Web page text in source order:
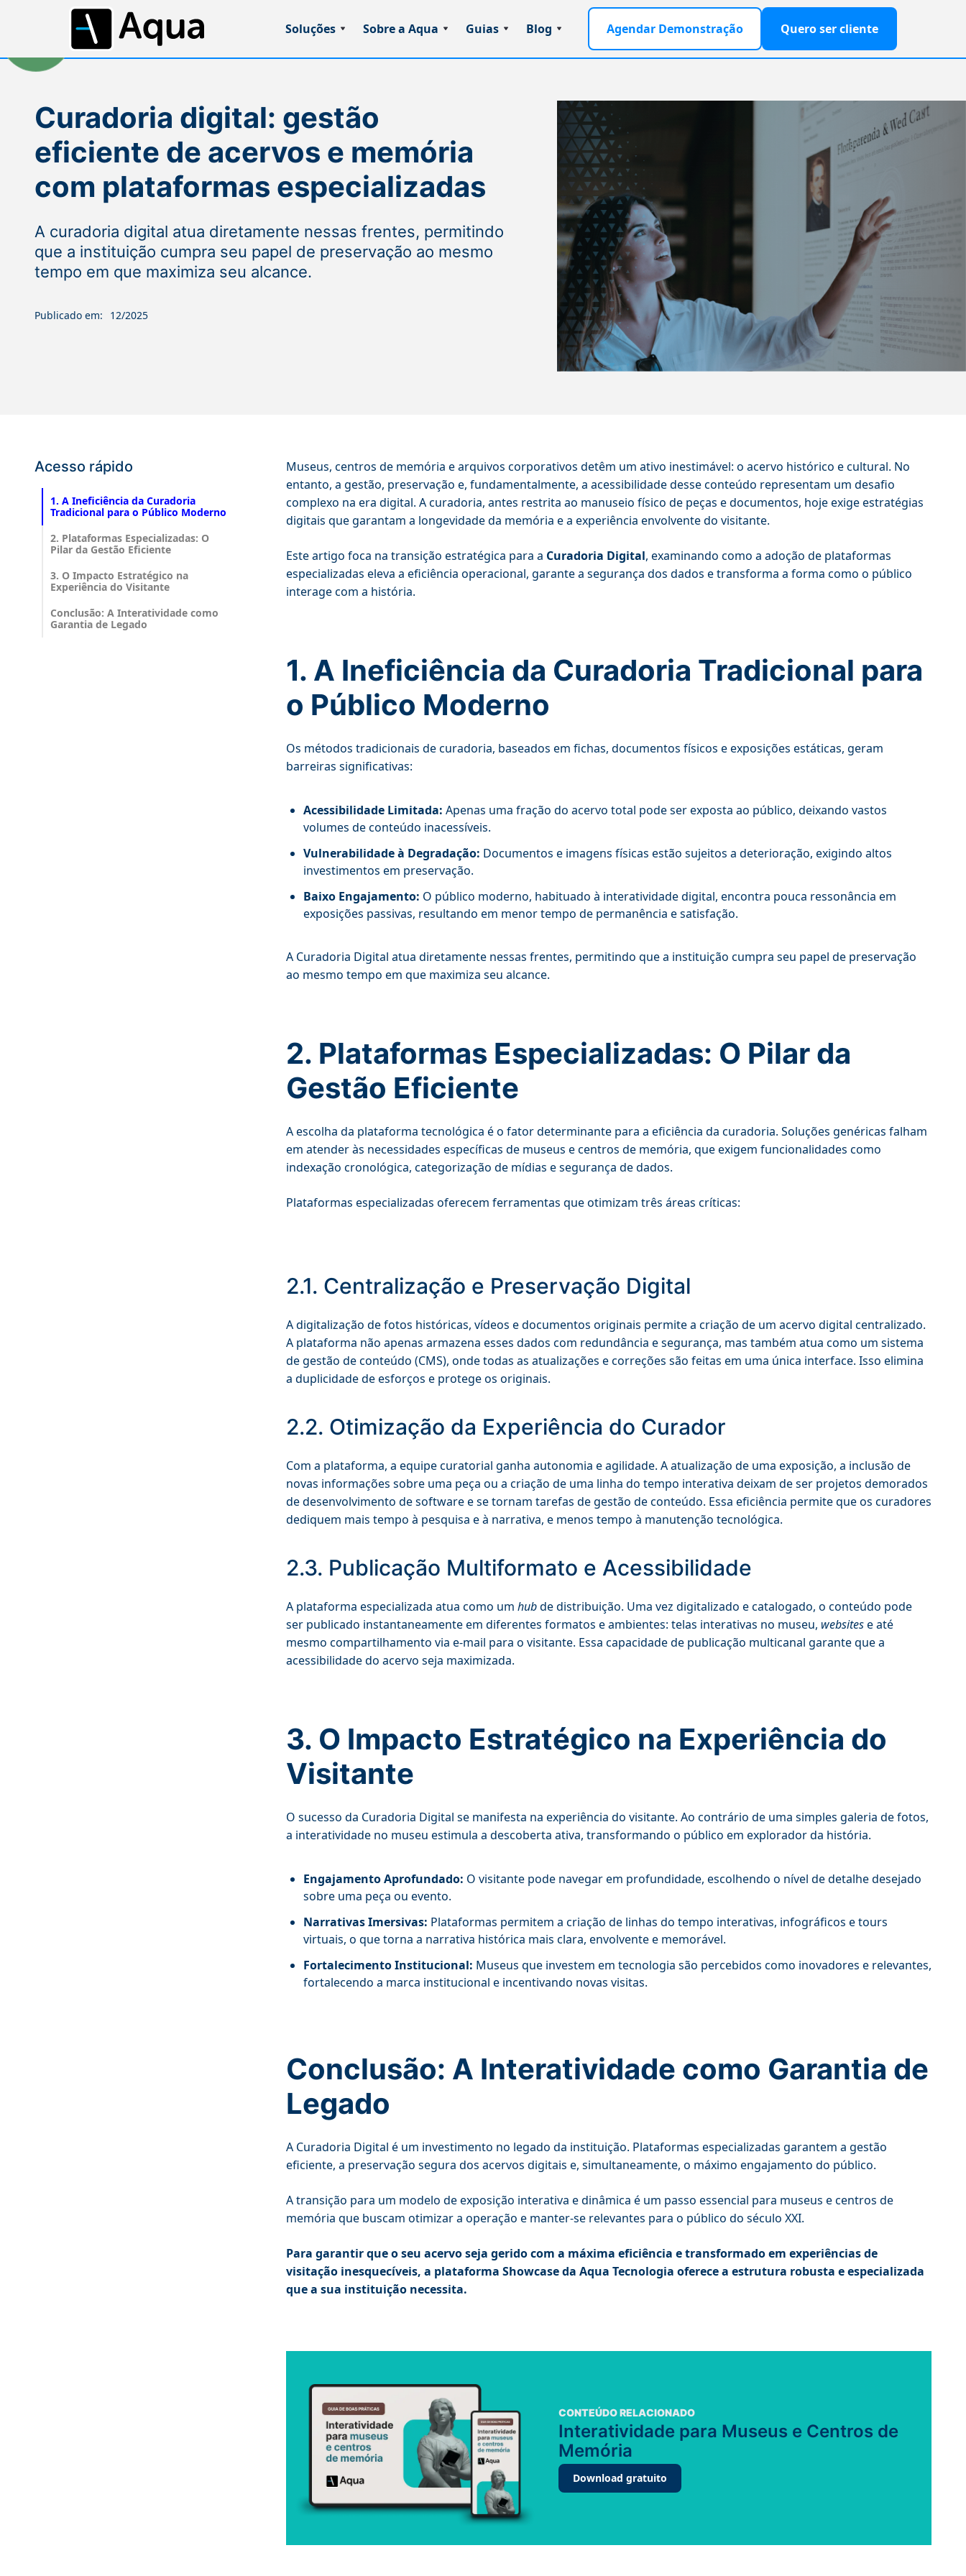
Soluções Sobre a Aqua Guias Blog Agendar Demonstração Quero ser cliente
Curadoria digital: gestão
eficiente de acervos e memória
com plataformas especializadas
A curadoria digital atua diretamente nessas frentes, permitindo
que a instituição cumpra seu papel de preservação ao mesmo
tempo em que maximiza seu alcance.
Publicado em: 12/2025
Acesso rápido
1. A Ineficiência da Curadoria
Tradicional para o Público Moderno
2. Plataformas Especializadas: O
Pilar da Gestão Eficiente
3. O Impacto Estratégico na
Experiência do Visitante
Conclusão: A Interatividade como
Garantia de Legado
Museus, centros de memória e arquivos corporativos detêm um ativo inestimável: o acervo histórico e cultural. No
entanto, a gestão, preservação e, fundamentalmente, a acessibilidade desse conteúdo representam um desafio
complexo na era digital. A curadoria, antes restrita ao manuseio físico de peças e documentos, hoje exige estratégias
digitais que garantam a longevidade da memória e a experiência envolvente do visitante.
Este artigo foca na transição estratégica para a Curadoria Digital, examinando como a adoção de plataformas
especializadas eleva a eficiência operacional, garante a segurança dos dados e transforma a forma como o público
interage com a história.
1. A Ineficiência da Curadoria Tradicional para
o Público Moderno
Os métodos tradicionais de curadoria, baseados em fichas, documentos físicos e exposições estáticas, geram
barreiras significativas:
Acessibilidade Limitada: Apenas uma fração do acervo total pode ser exposta ao público, deixando vastos
volumes de conteúdo inacessíveis.
Vulnerabilidade à Degradação: Documentos e imagens físicas estão sujeitos a deterioração, exigindo altos
investimentos em preservação.
Baixo Engajamento: O público moderno, habituado à interatividade digital, encontra pouca ressonância em
exposições passivas, resultando em menor tempo de permanência e satisfação.
A Curadoria Digital atua diretamente nessas frentes, permitindo que a instituição cumpra seu papel de preservação
ao mesmo tempo em que maximiza seu alcance.
2. Plataformas Especializadas: O Pilar da
Gestão Eficiente
A escolha da plataforma tecnológica é o fator determinante para a eficiência da curadoria. Soluções genéricas falham
em atender às necessidades específicas de museus e centros de memória, que exigem funcionalidades como
indexação cronológica, categorização de mídias e segurança de dados.
Plataformas especializadas oferecem ferramentas que otimizam três áreas críticas:
2.1. Centralização e Preservação Digital
A digitalização de fotos históricas, vídeos e documentos originais permite a criação de um acervo digital centralizado.
A plataforma não apenas armazena esses dados com redundância e segurança, mas também atua como um sistema
de gestão de conteúdo (CMS), onde todas as atualizações e correções são feitas em uma única interface. Isso elimina
a duplicidade de esforços e protege os originais.
2.2. Otimização da Experiência do Curador
Com a plataforma, a equipe curatorial ganha autonomia e agilidade. A atualização de uma exposição, a inclusão de
novas informações sobre uma peça ou a criação de uma linha do tempo interativa deixam de ser projetos demorados
de desenvolvimento de software e se tornam tarefas de gestão de conteúdo. Essa eficiência permite que os curadores
dediquem mais tempo à pesquisa e à narrativa, e menos tempo à manutenção tecnológica.
2.3. Publicação Multiformato e Acessibilidade
A plataforma especializada atua como um hubde distribuição. Uma vez digitalizado e catalogado, o conteúdo pode
ser publicado instantaneamente em diferentes formatos e ambientes: telas interativas no museu, websitese até
mesmo compartilhamento via e-mail para o visitante. Essa capacidade de publicação multicanal garante que a
acessibilidade do acervo seja maximizada.
3. O Impacto Estratégico na Experiência do
Visitante
O sucesso da Curadoria Digital se manifesta na experiência do visitante. Ao contrário de uma simples galeria de fotos,
a interatividade no museu estimula a descoberta ativa, transformando o público em explorador da história.
Engajamento Aprofundado: O visitante pode navegar em profundidade, escolhendo o nível de detalhe desejado
sobre uma peça ou evento.
Narrativas Imersivas: Plataformas permitem a criação de linhas do tempo interativas, infográficos e tours
virtuais, o que torna a narrativa histórica mais clara, envolvente e memorável.
Fortalecimento Institucional: Museus que investem em tecnologia são percebidos como inovadores e relevantes,
fortalecendo a marca institucional e incentivando novas visitas.
Conclusão: A Interatividade como Garantia de
Legado
A Curadoria Digital é um investimento no legado da instituição. Plataformas especializadas garantem a gestão
eficiente, a preservação segura dos acervos digitais e, simultaneamente, o máximo engajamento do público.
A transição para um modelo de exposição interativa e dinâmica é um passo essencial para museus e centros de
memória que buscam otimizar a operação e manter-se relevantes para o público do século XXI.
Para garantir que o seu acervo seja gerido com a máxima eficiência e transformado em experiências de
visitação inesquecíveis, a plataforma Showcase da Aqua Tecnologia oferece a estrutura robusta e especializada
que a sua instituição necessita.
CONTEÚDO RELACIONADO
Interatividade para Museus e Centros de
Memória
Download gratuito